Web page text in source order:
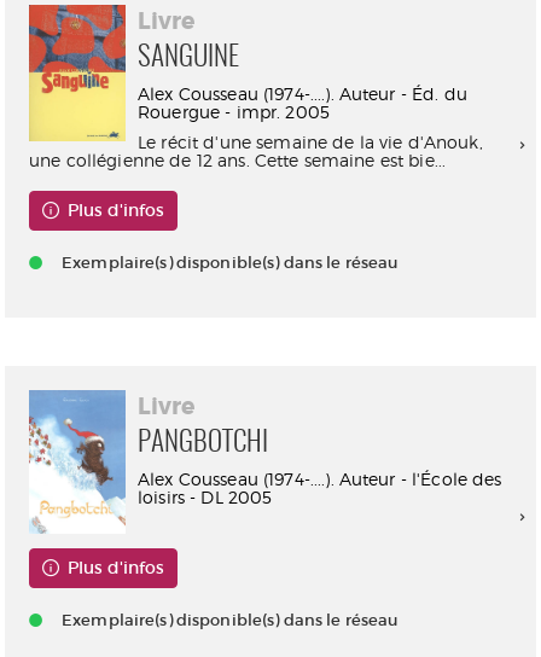
Livre
SANGUINE
Alex Cousseau (1974-....). Auteur - Éd. du
Rouergue - impr. 2005
Le récit d'une semaine de la vie d'Anouk,
une collégienne de 12 ans. Cette semaine est bie...
Plus d'infos
Exemplaire(s) disponible(s) dans le réseau
Livre
PANGBOTCHI
Alex Cousseau (1974-....). Auteur - l'École des
loisirs - DL 2005
Plus d'infos
Exemplaire(s) disponible(s) dans le réseau